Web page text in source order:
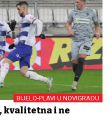
BIJELO-PLAVI U NOVIGRADU
kvalitetna i ne